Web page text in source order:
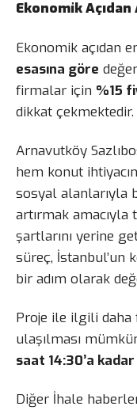
Ekonomik
Ekonomik açıdan
esasına göre
firmalar için %15
dikkat çekmektedir.
Arnavutköy
hem konut
sosyal alanlarıyla
artırmak amacıyla
şartlarını yerine
süreç, İstanbul’un
bir adım olarak
Proje ile ilgili
ulaşılması
saat 14:30’a kadar
Diğer İhale